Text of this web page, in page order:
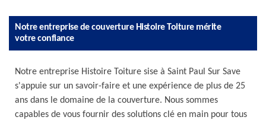
Notre entreprise de couverture Histoire Toiture mérite
votre confiance
Notre entreprise Histoire Toiture sise à Saint Paul Sur Save
s'appuie sur un savoir-faire et une expérience de plus de 25
ans dans le domaine de la couverture. Nous sommes
capables de vous fournir des solutions clé en main pour tous